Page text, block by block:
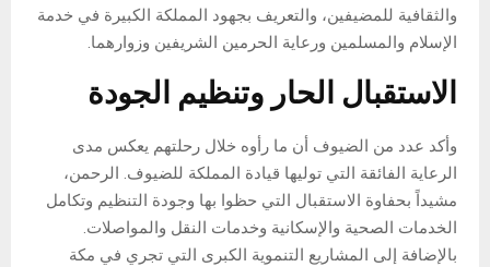
والثقافية للمضيفين، والتعريف بجهود المملكة الكبيرة في خدمة
الإسلام والمسلمين ورعاية الحرمين الشريفين وزوارهما.
الاستقبال الحار وتنظيم الجودة
وأكد عدد من الضيوف أن ما رأوه خلال رحلتهم يعكس مدى
الرعاية الفائقة التي توليها قيادة المملكة للضيوف. الرحمن،
مشيداً بحفاوة الاستقبال التي حظوا بها وجودة التنظيم وتكامل
الخدمات الصحية والإسكانية وخدمات النقل والمواصلات.
بالإضافة إلى المشاريع التنموية الكبرى التي تجري في مكة